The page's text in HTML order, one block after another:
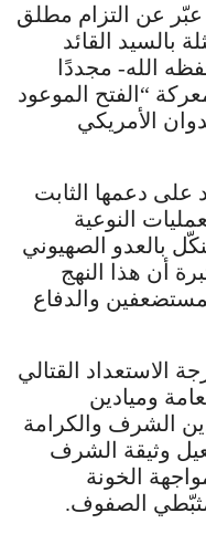
عبّر عن التزام مطلق
بالسيد القائد
الله- مجددًا
“الفتح الموعود
الأمريكي
على دعمها الثابت
النوعية
بالعدو الصهيوني
أن هذا النهج
والدفاع
الاستعداد القتالي
وميادين
الشرف والكرامة
وثيقة الشرف
الخونة
الصفوف.